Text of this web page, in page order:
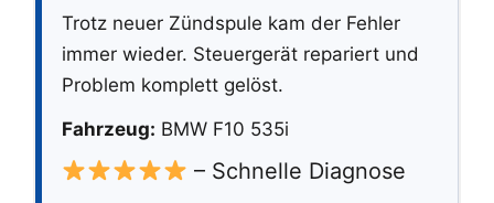
Trotz neuer Zündspule kam der Fehler
immer wieder. Steuergerät repariert und
Problem komplett gelöst.
Fahrzeug: BMW F10 535i
– Schnelle Diagnose